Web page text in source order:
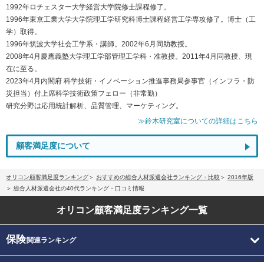
1992年ロチェスター大学経営大学院修士課程修了。
1996年東京工業大学大学院理工学研究科博士課程経営工学専攻修了。博士（工
学）取得。
1996年筑波大学社会工学系・講師。2002年6月同助教授。
2008年4月慶應義塾大学理工学部管理工学科・准教授。2011年4月同教授、現
在に至る。
2023年4月内閣府 科学技術・イノベーション推進事務局参事官（インフラ・防
災担当）付上席科学技術政策フェロー（非常勤）
研究分野は応用統計解析、品質管理、マーケティング。
≫鈴木研究室についての詳細はこちら
顧客満足度について
オリコン顧客満足度ランキング おすすめの総合人材派遣会社ランキング・比較
2016年版
総合人材派遣会社の40代ランキング・口コミ情報
オリコン顧客満足度ランキング一覧
保険関連ランキング